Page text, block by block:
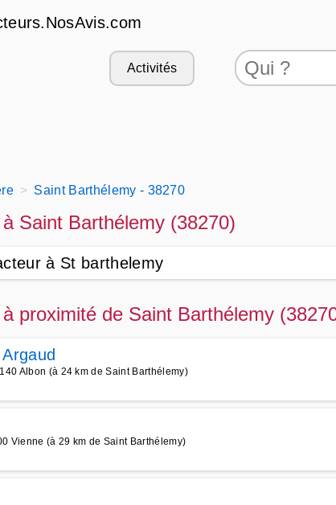
Activités
Saint Barthélemy - 38270
Saint Barthélemy (38270)
à St barthelemy
proximité de Saint Barthélemy
Albon (à 24 km de Saint Barthélemy)
Vienne (à 29 km de Saint Barthélemy)